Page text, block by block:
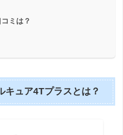
ミは？
キュア4Tプラスとは？